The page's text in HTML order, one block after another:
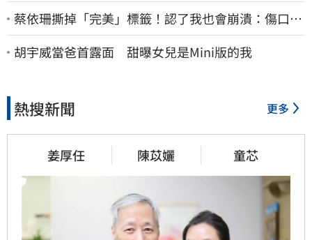
蔡依珊撕掉「完美」標籤！認了我也會崩潰：傷口終
究會癒合
胡宇威當爸首露面 甜曝女兒是Mini版的我
熱搜新聞 更多
姜厚任 陳苡孋 童芯